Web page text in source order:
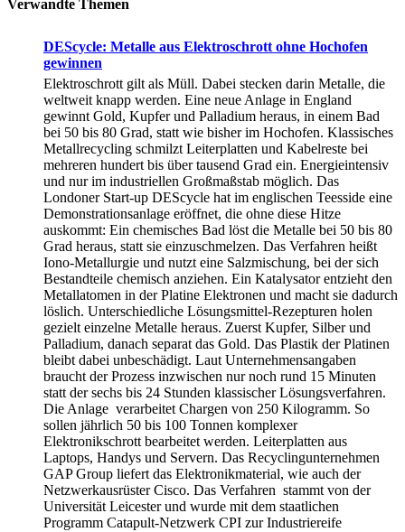
Verwandte Themen
DEScycle: Metalle aus Elektroschrott ohne Hochofen
gewinnen
Elektroschrott gilt als Müll. Dabei stecken darin Metalle, die
weltweit knapp werden. Eine neue Anlage in England
gewinnt Gold, Kupfer und Palladium heraus, in einem Bad
bei 50 bis 80 Grad, statt wie bisher im Hochofen. Klassisches
Metallrecycling schmilzt Leiterplatten und Kabelreste bei
mehreren hundert bis über tausend Grad ein. Energieintensiv
und nur im industriellen Großmaßstab möglich. Das
Londoner Start-up DEScycle hat im englischen Teesside eine
Demonstrationsanlage eröffnet, die ohne diese Hitze
auskommt: Ein chemisches Bad löst die Metalle bei 50 bis 80
Grad heraus, statt sie einzuschmelzen. Das Verfahren heißt
Iono-Metallurgie und nutzt eine Salzmischung, bei der sich
Bestandteile chemisch anziehen. Ein Katalysator entzieht den
Metallatomen in der Platine Elektronen und macht sie dadurch
löslich. Unterschiedliche Lösungsmittel-Rezepturen holen
gezielt einzelne Metalle heraus. Zuerst Kupfer, Silber und
Palladium, danach separat das Gold. Das Plastik der Platinen
bleibt dabei unbeschädigt. Laut Unternehmensangaben
braucht der Prozess inzwischen nur noch rund 15 Minuten
statt der sechs bis 24 Stunden klassischer Lösungsverfahren.
Die Anlage verarbeitet Chargen von 250 Kilogramm. So
sollen jährlich 50 bis 100 Tonnen komplexer
Elektronikschrott bearbeitet werden. Leiterplatten aus
Laptops, Handys und Servern. Das Recyclingunternehmen
GAP Group liefert das Elektronikmaterial, wie auch der
Netzwerkausrüster Cisco. Das Verfahren stammt von der
Universität Leicester und wurde mit dem staatlichen
Programm Catapult-Netzwerk CPI zur Industriereife